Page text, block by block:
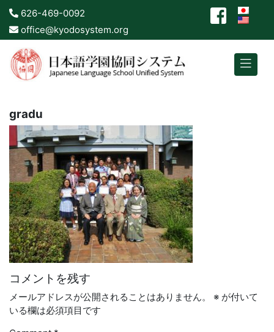
626-469-0092
office@kyodosystem.org
gradu
コメントを残す
メールアドレスが公開されることはありません。 ※ が付いて
いる欄は必須項目です